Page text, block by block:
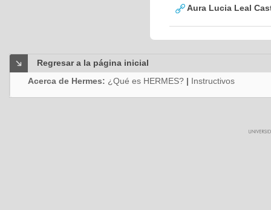
Aura Lucia Leal
Regresar a la página inicial
Acerca de Hermes: ¿Qué es HERMES? | Instructivos